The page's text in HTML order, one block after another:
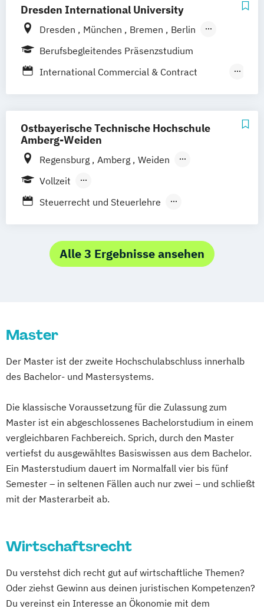
Hoyerswerda Magdeburg Ostfildern
Schwentinental / Kiel Stein / Nürnberg
Online-Campus
Dresden International University
Dresden München Bremen
Berlin
Hamburg
Leipzig Nürnberg
Köln
Berufsbegleitendes Präsenzstudium
International Commercial & Contract
Compliance und Risikomanagement
Ostbayerische Technische Hochschule
Amberg-Weiden
Regensburg Amberg
Weiden
Aschaffenburg
Vollzeit
Berufsbegleitendes Präsenzstudium
Steuerrecht und Steuerlehre
Alle 3 Ergebnisse ansehen
Master
Der Master ist der zweite Hochschulabschluss innerhalb
des Bachelor- und Mastersystems.
Die klassische Voraussetzung für die Zulassung zum
Master ist ein abgeschlossenes Bachelorstudium in einem
vergleichbaren Fachbereich. Sprich, durch den Master
vertiefst du ausgewähltes Basiswissen aus dem Bachelor.
Ein Masterstudium dauert im Normalfall vier bis fünf
Semester – in seltenen Fällen auch nur zwei – und schließt
mit der Masterarbeit ab.
Wirtschaftsrecht
Du verstehst dich recht gut auf wirtschaftliche Themen?
Oder ziehst Gewinn aus deinen juristischen Kompetenzen?
Du vereinst ein Interesse an Ökonomie mit dem